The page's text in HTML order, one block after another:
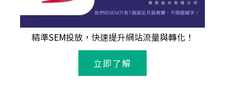
精準SEM投放，快速提升網站流量與轉化！
立即了解